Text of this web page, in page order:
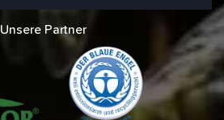
Unsere Partner